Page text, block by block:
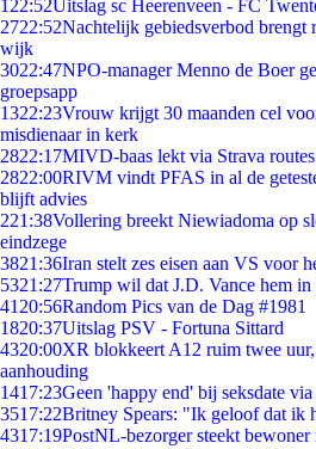
1 22:52Uitslag sc Heerenveen - FC
2722:52Nachtelijk gebiedsverbod brengt
wijk
3022:47NPO-manager Menno de Boer
groepsapp
1322:23Vrouw krijgt 30 maanden cel
misdienaar in kerk
2822:17MIVD-baas lekt via Strava
2822:00RIVM vindt PFAS in al de
blijft advies
221:38Vollering breekt Niewiadoma op
eindzege
3821:36Iran stelt zes eisen aan VS voor
5321:27Trump wil dat J.D. Vance hem
41 20:56Random Pics van de Dag #1981
1820:37Uitslag PSV - Fortuna Sittard
4320:00XR blokkeert A12 ruim twee
aanhouding
1417:23Geen 'happy end' bij seksdate
3517:22Britney Spears: "Ik geloof dat ik
4317:19PostNL-bezorger steekt